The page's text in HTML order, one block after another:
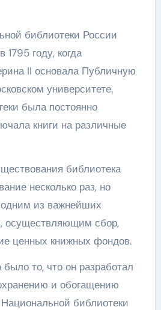
библиотеки России
1795 году, когда
II основала Публичную
университете.
была постоянно
книги на различные
библиотека
несколько раз, но
одним из важнейших
осуществляющим сбор,
ценных книжных фондов.
то, что он разработал
и обогащению
библиотеки